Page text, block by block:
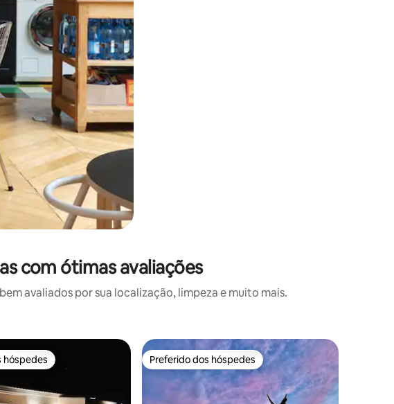
com ótimas avaliações
avaliados por sua localização, limpeza e muito mais.
hóspedes
hóspedes Preferido dos hóspedes
Preferido dos hóspedes